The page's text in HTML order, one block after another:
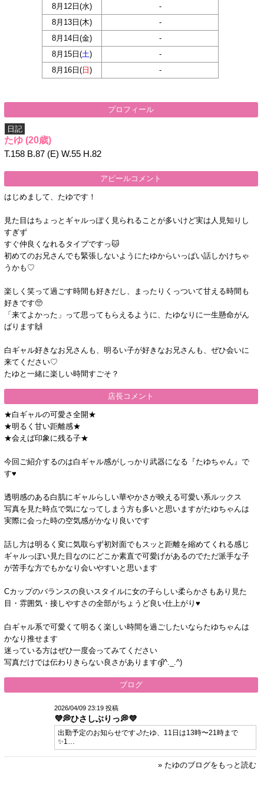
8月12日(水)
-
8月13日(木)
-
8月14日(金)
-
8月15日(土)
-
8月16日( 日 ) -
プロフィール
日記
たゆ (20歳)
T.158 B.87 (E) W.55 H.82
アピールコメント
はじめまして、たゆです！
見た目はちょっとギャルっぽく見られることが多いけど実は人見知りし
すぎず
すぐ仲良くなれるタイプですっ🐱
初めてのお兄さんでも緊張しないようにたゆからいっぱい話しかけちゃ
うかも♡
楽しく笑って過ごす時間も好きだし、まったりくっついて甘える時間も
好きです🥺
「来てよかった」って思ってもらえるように、たゆなりに一生懸命がん
ばります🙌
白ギャル好きなお兄さんも、明るい子が好きなお兄さんも、ぜひ会いに
来てください♡
たゆと一緒に楽しい時間すごそ？
店長コメント
★白ギャルの可愛さ全開★
★明るく甘い距離感★
★会えば印象に残る子★
今回ご紹介するのは白ギャル感がしっかり武器になる『たゆちゃん』で
す♥️
透明感のある白肌にギャルらしい華やかさが映える可愛い系ルックス
写真を見た時点で気になってしまう方も多いと思いますがたゆちゃんは
実際に会った時の空気感がかなり良いです
話し方は明るく変に気取らず初対面でもスッと距離を縮めてくれる感じ
ギャルっぽい見た目なのにどこか素直で可愛げがあるのでただ派手な子
が苦手な方でもかなり会いやすいと思います
Cカップのバランスの良いスタイルに女の子らしい柔らかさもあり見た
目・雰囲気・接しやすさの全部がちょうど良い仕上がり♥️
白ギャル系で可愛くて明るく楽しい時間を過ごしたいならたゆちゃんは
かなり推せます
迷っている方はぜひ一度会ってみてください
写真だけでは伝わりきらない良さがありますദ്ദി^._.^)
ブログ
2026/04/09 23:19 投稿
💜💭ひさしぶりっ💭💜
出勤予定のお知らせです🌙たゆ、11日は13時〜21時まで
✨1…
» たゆのブログをもっと読む